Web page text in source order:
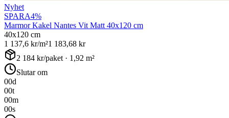
Nyhet
SPARA4%
Marmor Kakel Nantes Vit Matt 40x120 cm
40x120 cm
1 137,6 kr/m²1 183,68 kr
2 184 kr/paket · 1,92 m²
Slutar om
00d
00t
00m
00s